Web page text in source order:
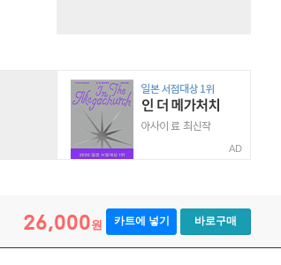
AD
26,000원 카트에 넣기 바로구매